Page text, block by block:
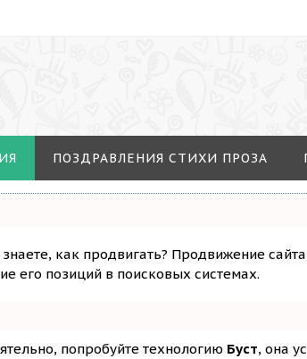
ПОЗДРАВЛЕНИЯ СТИХИ ПРОЗА
как продвигать? Продвижение
его позиций в поисковых системах.
попробуйте технологию Буст, она